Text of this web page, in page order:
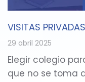
VISITAS
29 abril 2025
Elegir colegio
que no se toma